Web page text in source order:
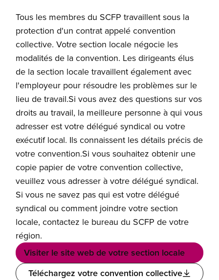
Tous les membres du SCFP travaillent sous la
protection d'un contrat appelé convention
collective. Votre section locale négocie les
modalités de la convention. Les dirigeants élus
de la section locale travaillent également avec
l'employeur pour résoudre les problèmes sur le
lieu de travail.Si vous avez des questions sur vos
droits au travail, la meilleure personne à qui vous
adresser est votre délégué syndical ou votre
exécutif local. Ils connaissent les détails précis de
votre convention.Si vous souhaitez obtenir une
copie papier de votre convention collective,
veuillez vous adresser à votre délégué syndical.
Si vous ne savez pas qui est votre délégué
syndical ou comment joindre votre section
locale, contactez le bureau du SCFP de votre
région.
Visiter le site web de votre section locale
Téléchargez votre convention collective